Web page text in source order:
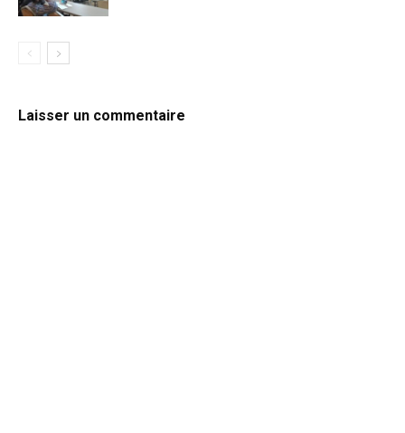
Laisser un commentaire